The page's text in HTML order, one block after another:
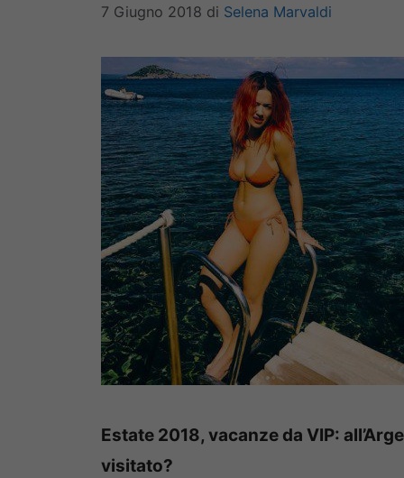
7 Giugno 2018 di Selena Marvaldi
Estate 2018, vacanze da VIP:
visitato?